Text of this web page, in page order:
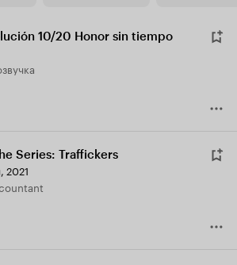
10/20 Honor sin tiempo
Series: Traffickers
2021